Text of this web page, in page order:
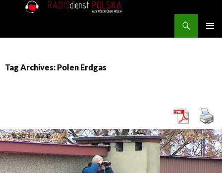
Tag Archives: Polen Erdgas